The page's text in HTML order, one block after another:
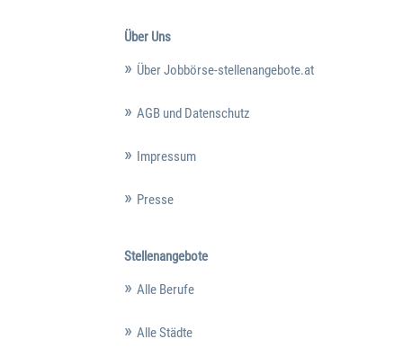
Über Uns
Über Jobbörse-stellenangebote.at
AGB und Datenschutz
Impressum
Presse
Stellenangebote
Alle Berufe
Alle Städte